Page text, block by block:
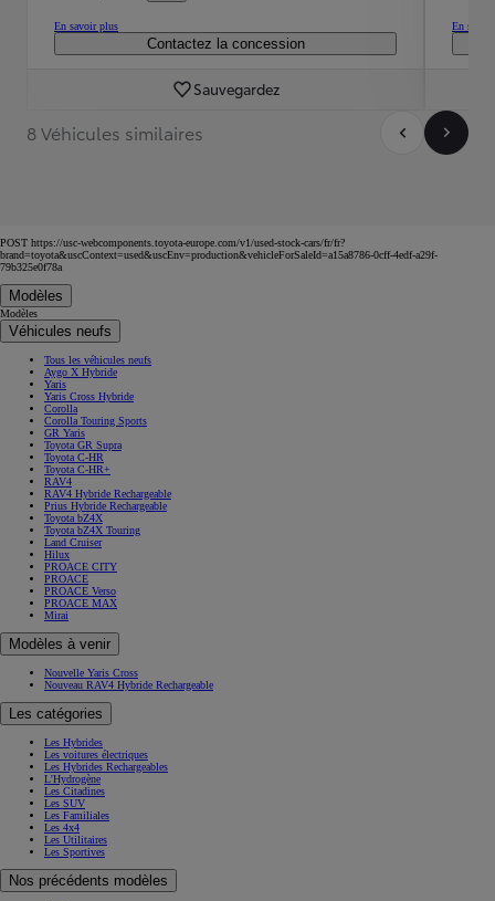
En savoir plus
Contactez la concession
Sauvegardez
En
8 Véhicules similaires
POST https://usc-webcomponents.toyota-europe.com/v1/used-stock-cars/fr/fr?
brand=toyota&uscContext=used&uscEnv=production&vehicleForSaleId=a15a8786-0cff-4edf-a29f-
79b325e0f78a
Modèles
Modèles
Véhicules neufs
Tous les véhicules neufs
Aygo X Hybride
Yaris
Yaris Cross Hybride
Corolla
Corolla Touring Sports
GR Yaris
Toyota GR Supra
Toyota C-HR
Toyota C-HR+
RAV4
RAV4 Hybride Rechargeable
Prius Hybride Rechargeable
Toyota bZ4X
Toyota bZ4X Touring
Land Cruiser
Hilux
PROACE CITY
PROACE
PROACE Verso
PROACE MAX
Mirai
Modèles à venir
Nouvelle Yaris Cross
Nouveau RAV4 Hybride Rechargeable
Les catégories
Les Hybrides
Les voitures électriques
Les Hybrides Rechargeables
L'Hydrogène
Les Citadines
Les SUV
Les Familiales
Les 4x4
Les Utilitaires
Les Sportives
Nos précédents modèles